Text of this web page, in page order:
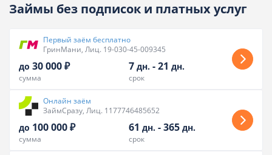
Займы без подписок и платных услуг
Первый заём бесплатно
ГринМани, Лиц. 19-030-45-009345
до 30 000 ₽
сумма
7дн.-21 дн.
срок
Онлайн заём
ЗаймСразу, Лиц. 1177746485652
до 100 000 ₽
сумма
61 дн.-365дн.
срок